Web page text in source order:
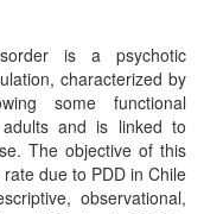
is a psychotic
characterized by
some functional
and is linked to
The objective of this
due to PDD in Chile
observational,